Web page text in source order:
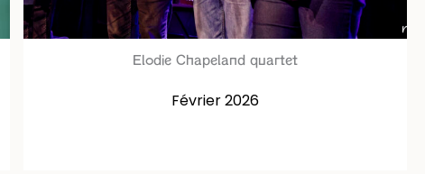
Elodie Chapeland quartet
Février 2026